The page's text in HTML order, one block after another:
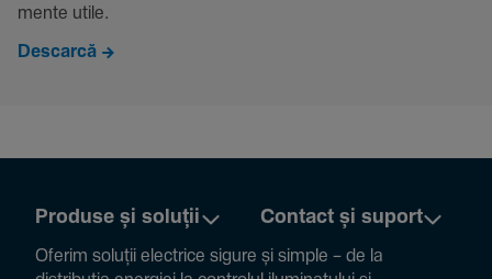
mente utile.
Descarcă
Produse și soluții Contact și suport
Oferim soluții electrice sigure și simple – de la